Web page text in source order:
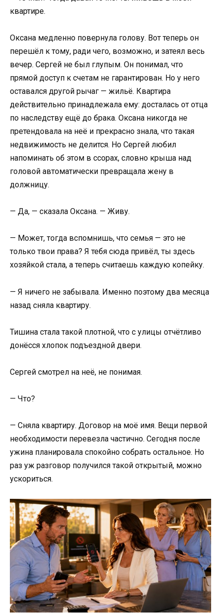
квартире.
Оксана медленно повернула голову. Вот теперь он
перешёл к тому, ради чего, возможно, и затеял весь
вечер. Сергей не был глупым. Он понимал, что
прямой доступ к счетам не гарантирован. Но у него
оставался другой рычаг — жильё. Квартира
действительно принадлежала ему: досталась от отца
по наследству ещё до брака. Оксана никогда не
претендовала на неё и прекрасно знала, что такая
недвижимость не делится. Но Сергей любил
напоминать об этом в ссорах, словно крыша над
головой автоматически превращала жену в
должницу.
— Да, — сказала Оксана. — Живу.
— Может, тогда вспомнишь, что семья — это не
только твои права? Я тебя сюда привёл, ты здесь
хозяйкой стала, а теперь считаешь каждую копейку.
— Я ничего не забывала. Именно поэтому два месяца
назад сняла квартиру.
Тишина стала такой плотной, что с улицы отчётливо
донёсся хлопок подъездной двери.
Сергей смотрел на неё, не понимая.
— Что?
— Сняла квартиру. Договор на моё имя. Вещи первой
необходимости перевезла частично. Сегодня после
ужина планировала спокойно собрать остальное. Но
раз уж разговор получился такой открытый, можно
ускориться.